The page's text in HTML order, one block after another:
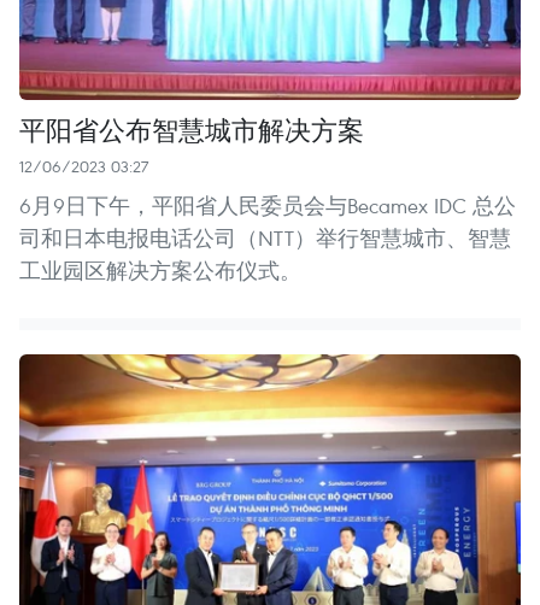
平阳省公布智慧城市解决方案
12/06/2023 03:27
6月9日下午，平阳省人民委员会与Becamex IDC 总公
司和日本电报电话公司（NTT）举行智慧城市、智慧
工业园区解决方案公布仪式。